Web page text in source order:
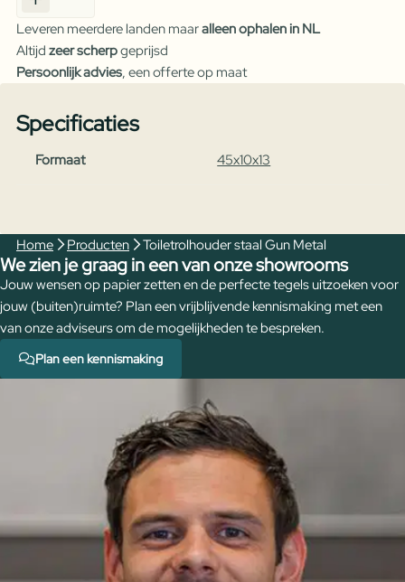
Metal
aantal
Leveren meerdere landen maaralleen ophalen in NL
Altijd zeer scherpgeprijsd
Persoonlijk advies, een offerte op maat
Specificaties
Formaat 45x10x13
Home Producten Toiletrolhouder staal Gun Metal
We zien je graag in een van onze showrooms
Jouw wensen op papier zetten en de perfecte tegels uitzoeken voor
jouw (buiten)ruimte? Plan een vrijblijvende kennismaking met een
van onze adviseurs om de mogelijkheden te bespreken.
Plan een kennismaking